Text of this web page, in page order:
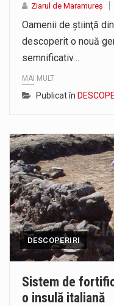
Ziarul de Maramureș
Oamenii de ştiinţă
descoperit o nouă
semnificativ…
MAI MULT
Publicat în
DESCOPERIRI
Sistem de
o insulă italiană